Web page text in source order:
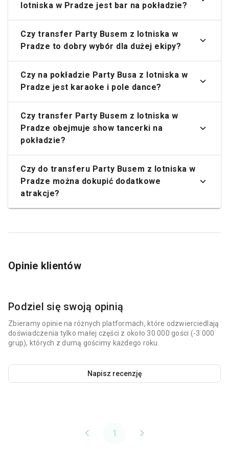
lotniska w Pradze jest bar na pokładzie?
Czy transfer Party Busem z lotniska w
Pradze to dobry wybór dla dużej ekipy?
Czy na pokładzie Party Busa z lotniska w
Pradze jest karaoke i pole dance?
Czy transfer Party Busem z lotniska w
Pradze obejmuje show tancerki na
pokładzie?
Czy do transferu Party Busem z lotniska w
Pradze można dokupić dodatkowe
atrakcje?
Opinie klientów
Podziel się swoją opinią
Zbieramy opinie na różnych platformach, które odzwierciedlają
doświadczenia tylko małej części z około 30 000 gości (-3 000
grup), których z dumą gościmy każdego roku.
Napisz recenzję
1